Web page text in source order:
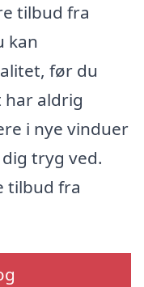
tilbud fra
kan
før du
aldrig
i nye vinduer
tryg ved.
tilbud fra